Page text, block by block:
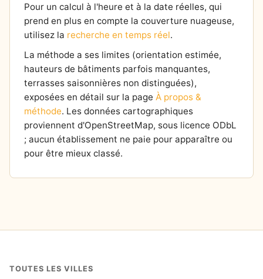
Pour un calcul à l'heure et à la date réelles, qui
prend en plus en compte la couverture nuageuse,
utilisez la recherche en temps réel.
La méthode a ses limites (orientation estimée,
hauteurs de bâtiments parfois manquantes,
terrasses saisonnières non distinguées),
exposées en détail sur la page À propos &
méthode. Les données cartographiques
proviennent d'OpenStreetMap, sous licence ODbL
; aucun établissement ne paie pour apparaître ou
pour être mieux classé.
TOUTES LES VILLES